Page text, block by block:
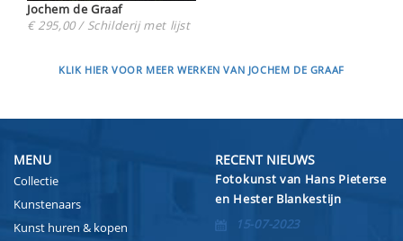
Jochem de Graaf
€ 295,00 / Schilderij met lijst
KLIK HIER VOOR MEER WERKEN VAN JOCHEM DE GRAAF
MENU
Collectie
Kunstenaars
Kunst huren & kopen
RECENT NIEUWS
Fotokunst van Hans Pieterse
en Hester Blankestijn
15-07-2023